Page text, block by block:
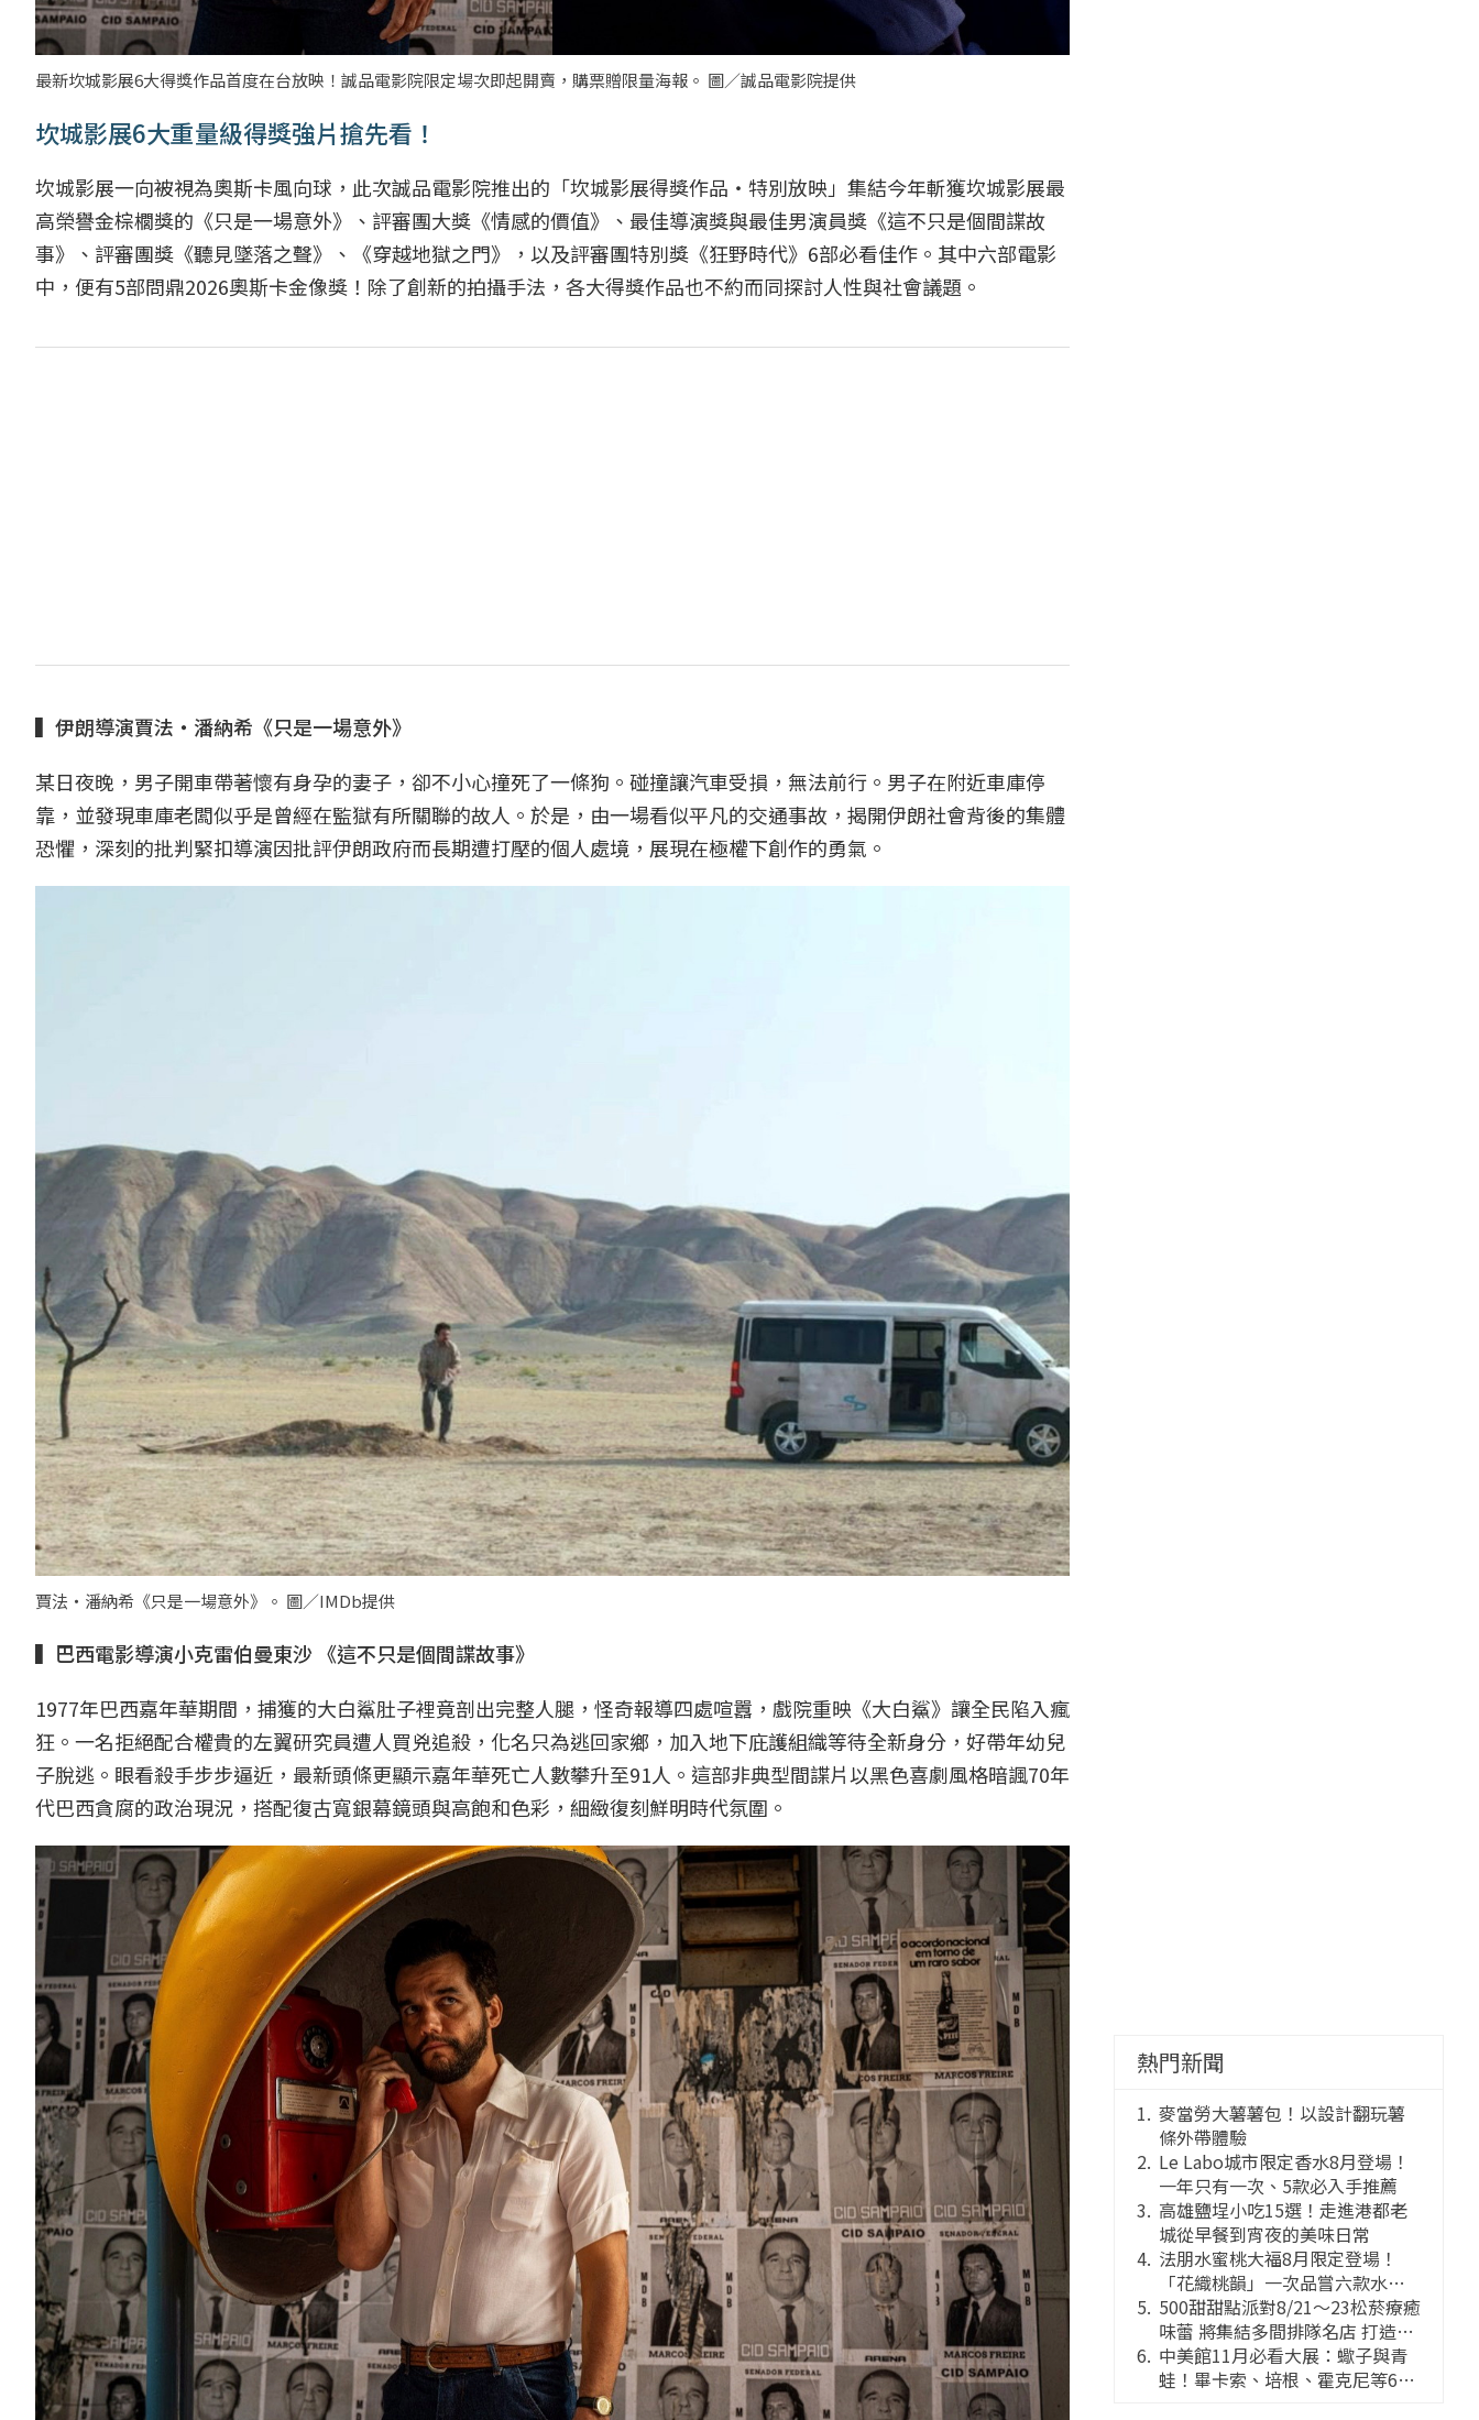
最新坎城影展6大得獎作品首度在台放映！誠品電影院限定場次即起開賣，購票贈限量海報。 圖／誠品電影院提供
坎城影展6大重量級得獎強片搶先看！
坎城影展一向被視為奧斯卡風向球，此次誠品電影院推出的「坎城影展得獎作品‧特別放映」集結今年斬獲坎城影展最
高榮譽金棕櫚獎的《只是一場意外》、評審團大獎《情感的價值》、最佳導演獎與最佳男演員獎《這不只是個間諜故
事》、評審團獎《聽見墜落之聲》、《穿越地獄之門》，以及評審團特別獎《狂野時代》6部必看佳作。其中六部電影
中，便有5部問鼎2026奧斯卡金像獎！除了創新的拍攝手法，各大得獎作品也不約而同探討人性與社會議題。
▍伊朗導演賈法‧潘納希《只是一場意外》
某日夜晚，男子開車帶著懷有身孕的妻子，卻不小心撞死了一條狗。碰撞讓汽車受損，無法前行。男子在附近車庫停
靠，並發現車庫老闆似乎是曾經在監獄有所關聯的故人。於是，由一場看似平凡的交通事故，揭開伊朗社會背後的集體
恐懼，深刻的批判緊扣導演因批評伊朗政府而長期遭打壓的個人處境，展現在極權下創作的勇氣。
賈法‧潘納希《只是一場意外》。 圖／IMDb提供
▍巴西電影導演小克雷伯曼東沙 《這不只是個間諜故事》
1977年巴西嘉年華期間，捕獲的大白鯊肚子裡竟剖出完整人腿，怪奇報導四處喧囂，戲院重映《大白鯊》讓全民陷入瘋
狂。一名拒絕配合權貴的左翼研究員遭人買兇追殺，化名只為逃回家鄉，加入地下庇護組織等待全新身分，好帶年幼兒
子脫逃。眼看殺手步步逼近，最新頭條更顯示嘉年華死亡人數攀升至91人。這部非典型間諜片以黑色喜劇風格暗諷70年
代巴西貪腐的政治現況，搭配復古寬銀幕鏡頭與高飽和色彩，細緻復刻鮮明時代氛圍。
熱門新聞
麥當勞大薯薯包！以設計翻玩薯
條外帶體驗
Le Labo城市限定香水8月登場！
一年只有一次、5款必入手推薦
高雄鹽埕小吃15選！走進港都老
城從早餐到宵夜的美味日常
法朋水蜜桃大福8月限定登場！
「花織桃韻」一次品嘗六款水蜜
桃花果大福
500甜甜點派對8/21～23松菸療癒
味蕾 將集結多間排隊名店 打造靈
感創意的舞台
中美館11月必看大展：蠍子與青
蛙！畢卡索、培根、霍克尼等66